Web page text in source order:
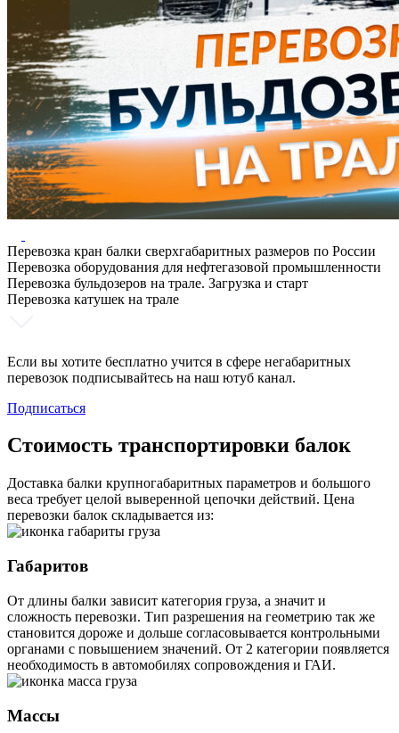
Перевозка кран балки сверхгабаритных размеров по России
Перевозка оборудования для нефтегазовой промышленности
Перевозка бульдозеров на трале. Загрузка и старт
Перевозка катушек на трале
Если вы хотите бесплатно учится в сфере негабаритных
перевозок подписывайтесь на наш ютуб канал.
Подписаться
Стоимость транспортировки балок
Доставка балки крупногабаритных параметров и большого
веса требует целой выверенной цепочки действий. Цена
перевозки балок складывается из:
Габаритов
От длины балки зависит категория груза, а значит и
сложность перевозки. Тип разрешения на геометрию так же
становится дороже и дольше согласовывается контрольными
органами с повышением значений. От 2 категории появляется
необходимость в автомобилях сопровождения и ГАИ.
Массы